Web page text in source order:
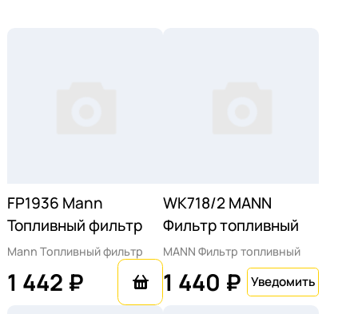
FP1936 Mann
Топливный фильтр
Mann Топливный фильтр
1 442 ₽
WK718/2 MANN
Фильтр топливный
MANN Фильтр топливный
1 440 ₽